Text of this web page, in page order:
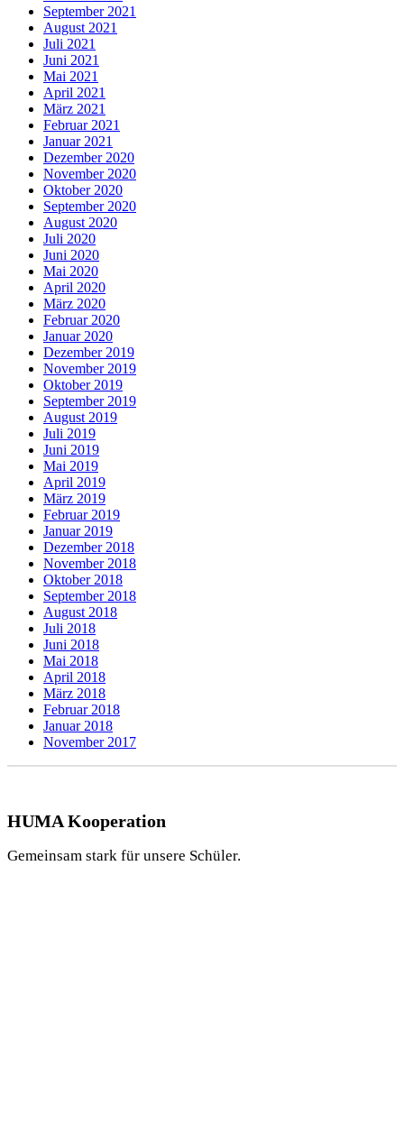
September 2021
August 2021
Juli 2021
Juni 2021
Mai 2021
April 2021
März 2021
Februar 2021
Januar 2021
Dezember 2020
November 2020
Oktober 2020
September 2020
August 2020
Juli 2020
Juni 2020
Mai 2020
April 2020
März 2020
Februar 2020
Januar 2020
Dezember 2019
November 2019
Oktober 2019
September 2019
August 2019
Juli 2019
Juni 2019
Mai 2019
April 2019
März 2019
Februar 2019
Januar 2019
Dezember 2018
November 2018
Oktober 2018
September 2018
August 2018
Juli 2018
Juni 2018
Mai 2018
April 2018
März 2018
Februar 2018
Januar 2018
November 2017
HUMA Kooperation
Gemeinsam stark für unsere Schüler.